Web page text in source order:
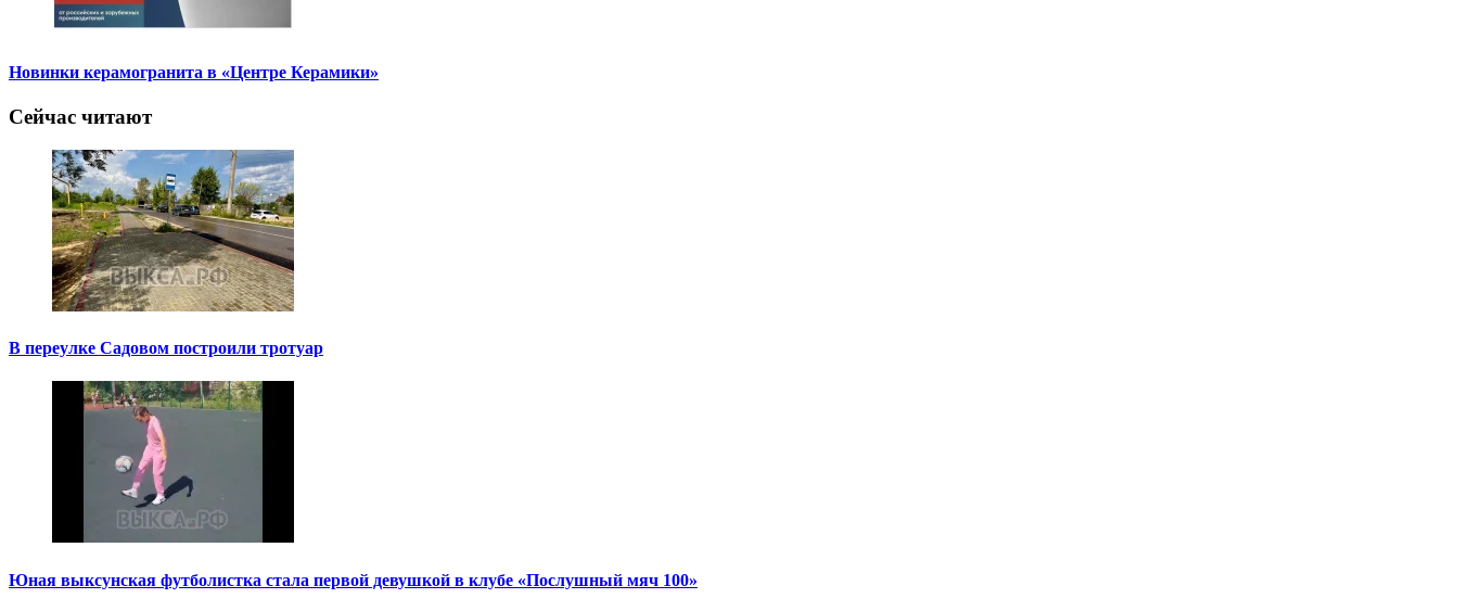
Новинки керамогранита в «Центре Керамики»
Сейчас читают
В переулке Садовом построили тротуар
Юная выксунская футболистка стала первой девушкой в клубе «Послушный мяч 100»